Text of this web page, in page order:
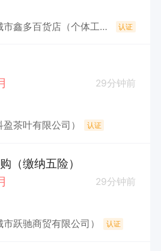
美团歪马送酒（永城市鑫多百货店（个体工商户） 认证
29分钟前
茶叶有限公司） 认证
（缴纳五险）
29分钟前
跃驰商贸有限公司） 认证